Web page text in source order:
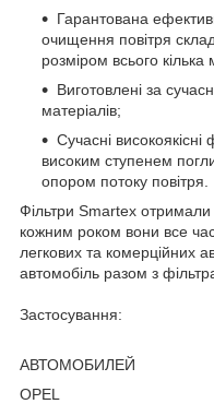
Гарантована
очищення повітря
розміром всього кілька
Виготовлені за
матеріалів;
Сучасні високоякісні
високим ступенем
опором потоку повітря.
Фільтри Smartex отримали
кожним роком вони все
легкових та комерційних
автомобіль разом з
Застосування:
АВТОМОБИЛЕЙ
OPEL